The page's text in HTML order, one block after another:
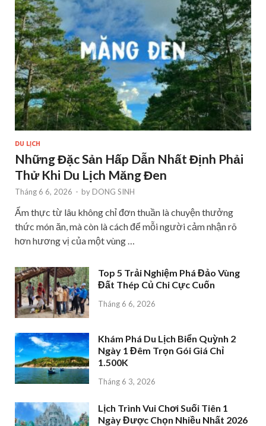
DU LỊCH
Những Đặc Sản Hấp Dẫn Nhất Định Phải
Thử Khi Du Lịch Măng Đen
Tháng 6 6, 2026 - by DONG SINH
Ẩm thực từ lâu không chỉ đơn thuần là chuyện thưởng
thức món ăn, mà còn là cách để mỗi người cảm nhận rõ
hơn hương vị của một vùng …
Top 5 Trải Nghiệm Phá Đảo Vùng
Đất Thép Củ Chi Cực Cuốn
Tháng 6 6, 2026
Khám Phá Du Lịch Biển Quỳnh 2
Ngày 1 Đêm Trọn Gói Giá Chỉ
1.500K
Tháng 6 3, 2026
Lịch Trình Vui Chơi Suối Tiên 1
Ngày Được Chọn Nhiều Nhất 2026